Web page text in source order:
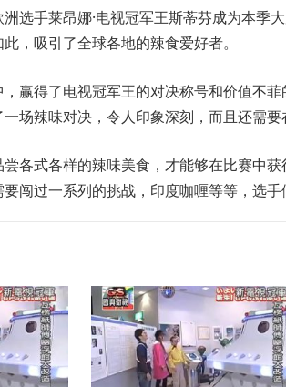
选手莱昂娜·电视冠军王斯蒂芬成为本季
，吸引了全球各地的辣食爱好者。
赢得了电视冠军王的对决称号和价值不
场辣味对决，令人印象深刻，而且还需要
各式各样的辣味美食，才能够在比赛中
闯过一系列的挑战，印度咖喱等等，选手